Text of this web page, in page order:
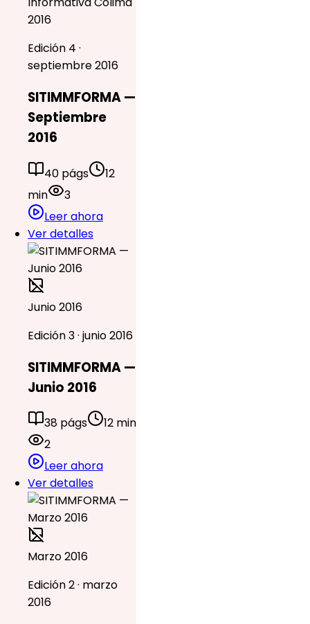
2016
Edición 4 ·
septiembre 2016
SITIMMFORMA —
Septiembre
2016
40 págs
12
min
3
Leer ahora
Ver detalles
Junio 2016
Edición 3 · junio 2016
SITIMMFORMA —
Junio 2016
38 págs
12 min
2
Leer ahora
Ver detalles
Marzo 2016
Edición 2 · marzo
2016